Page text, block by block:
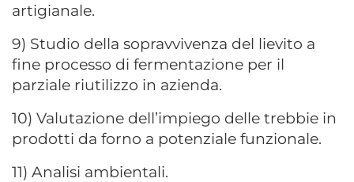
artigianale.
9) Studio della sopravvivenza del lievito a
fine processo di fermentazione per il
parziale riutilizzo in azienda.
10) Valutazione dell’impiego delle trebbie in
prodotti da forno a potenziale funzionale.
11) Analisi ambientali.